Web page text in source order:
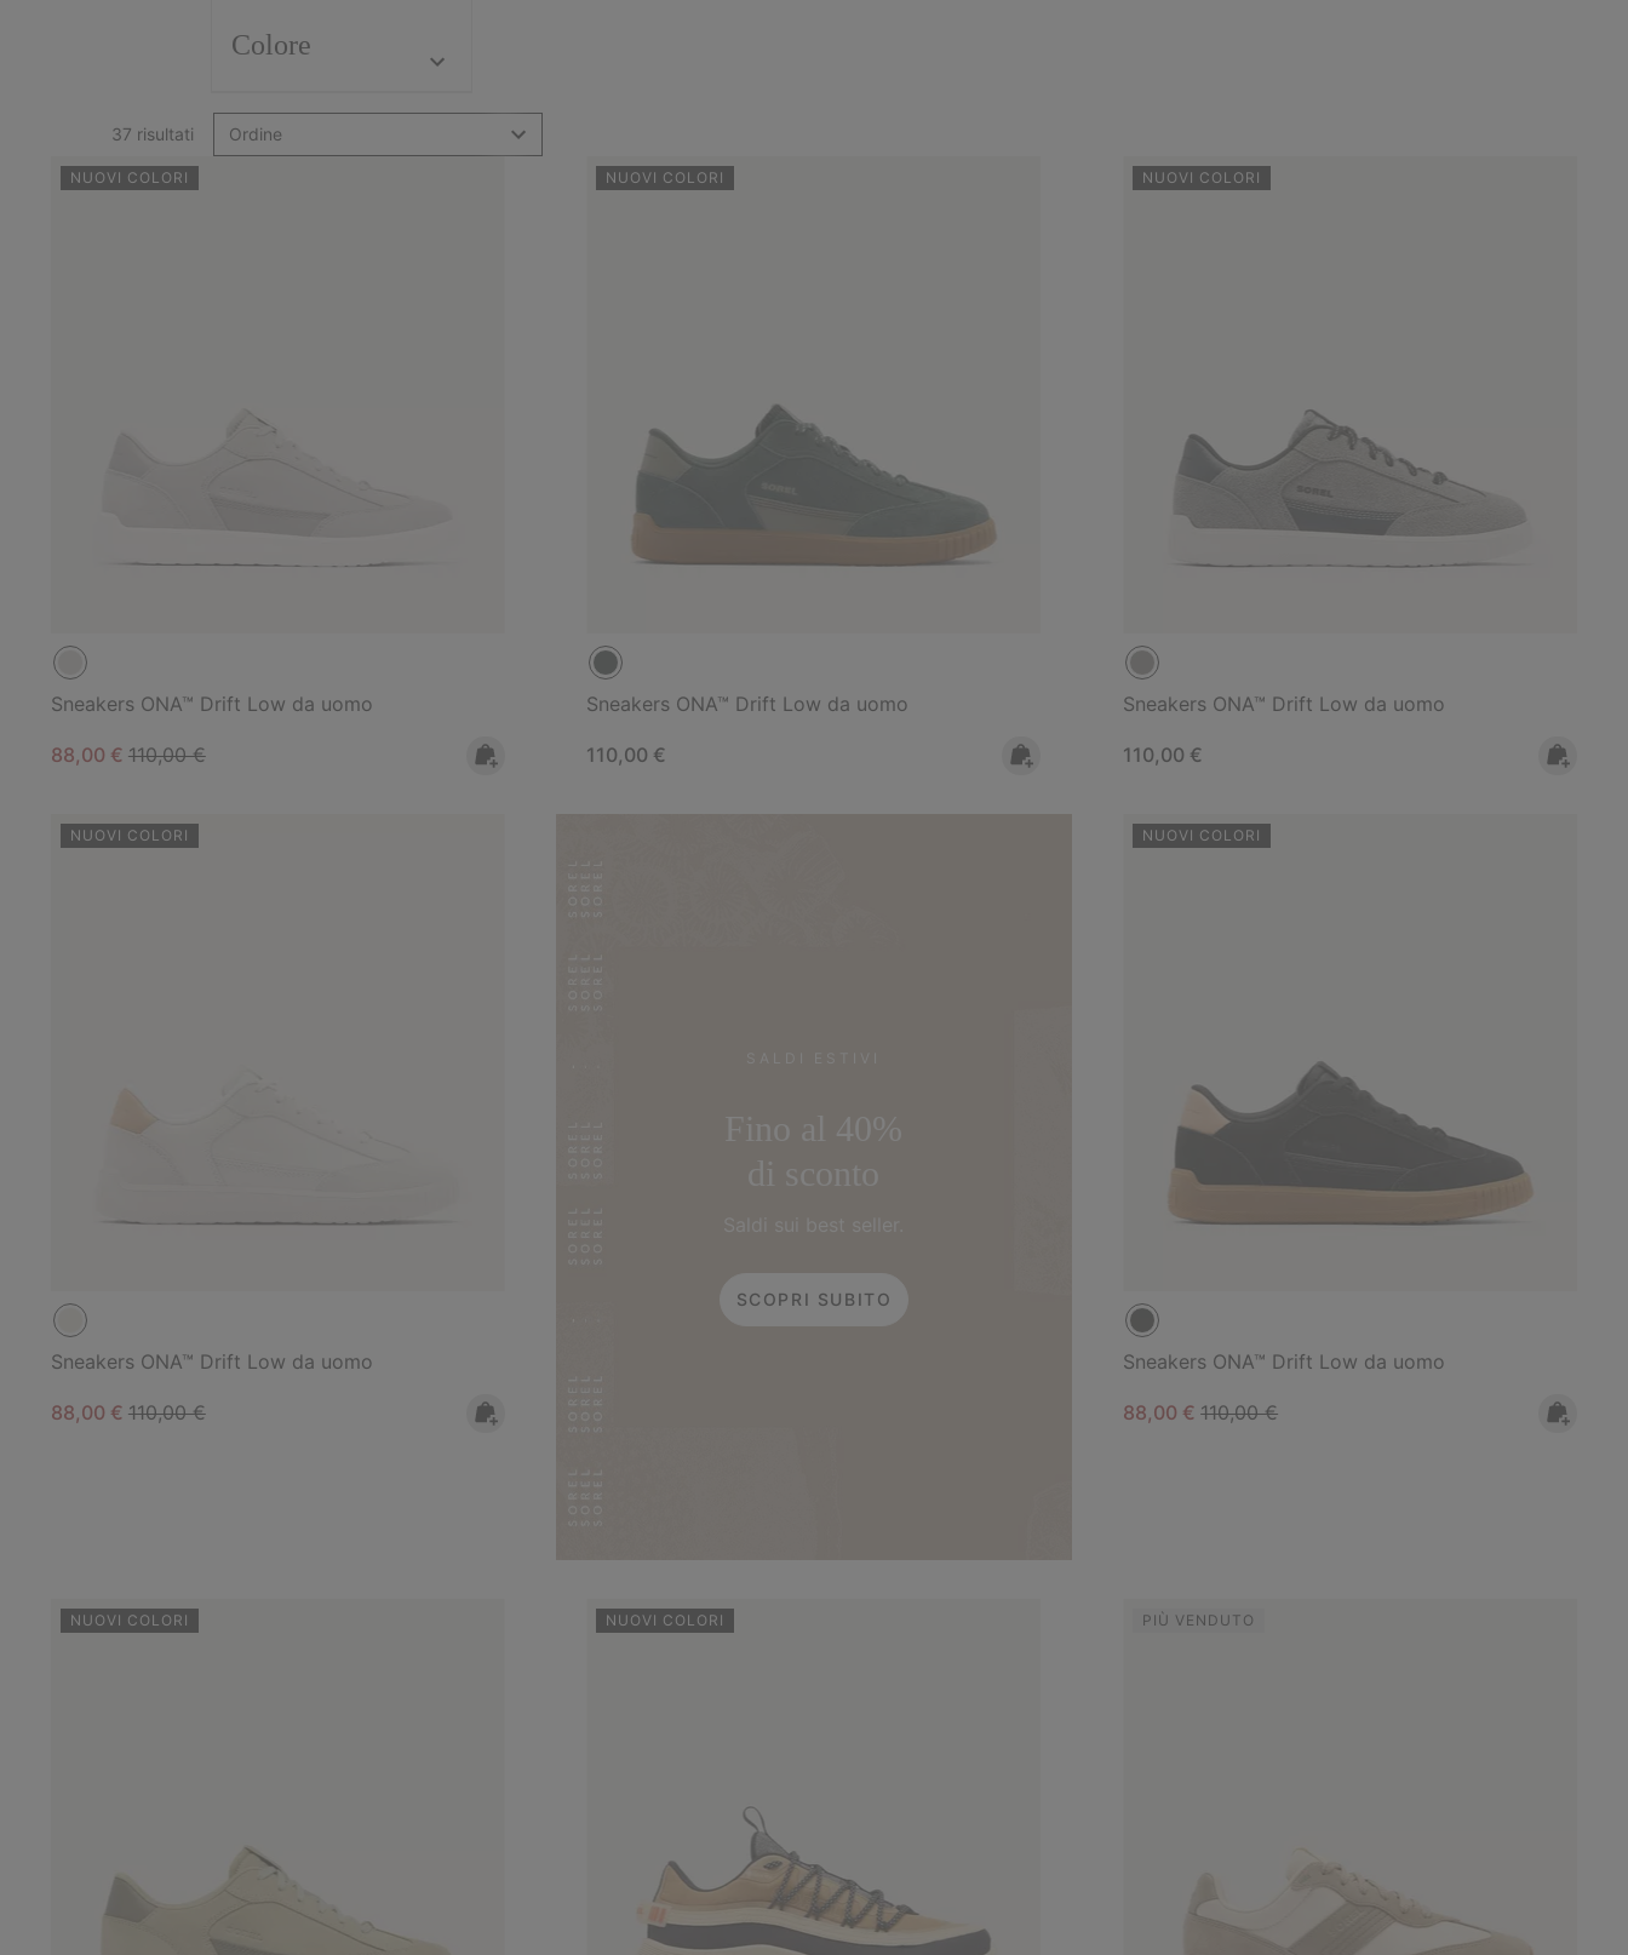
Colore
37 risultati Ordine
NUOVI COLORI
Sneakers ONA™ Drift Low da uomo
Sale price:
88,00 € Regular price:
110,00 €
NUOVI COLORI
Sneakers ONA™ Drift Low da uomo
Regular price:
110,00 €
NUOVI COLORI
Sneakers ONA™ Drift Low da uomo
Regular price:
110,00 €
NUOVI COLORI
Sneakers ONA™ Drift Low da uomo
Sale price:
88,00 € Regular price:
110,00 €
SCOPRI SUBITO
NUOVI COLORI
Sneakers ONA™ Drift Low da uomo
Sale price:
88,00 €Regular price:
110,00 €
NUOVI COLORI NUOVI COLORI PIÙ VENDUTO